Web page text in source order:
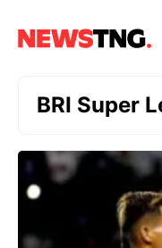
BRI Super